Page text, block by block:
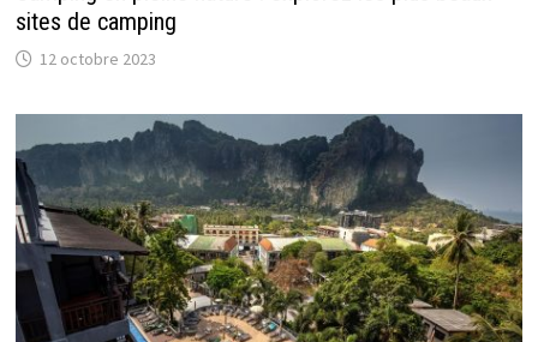
sites de camping
12 octobre 2023